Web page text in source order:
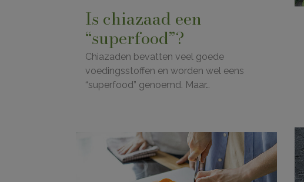
Is chiazaad een
“superfood”?
Chiazaden bevatten veel goede
voedingsstoffen en worden wel eens
“superfood” genoemd. Maar…